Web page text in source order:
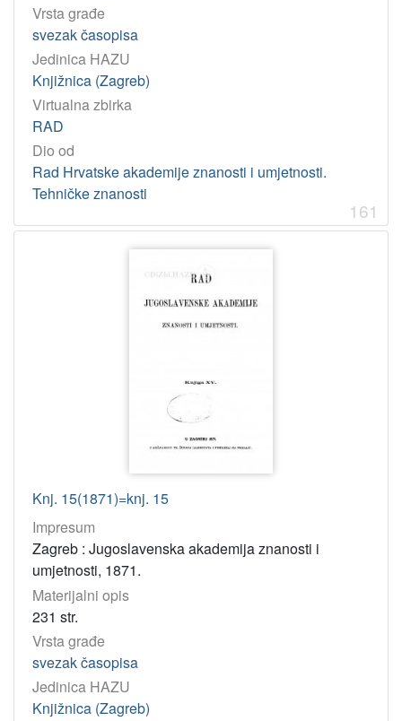
Vrsta građe
svezak časopisa
Jedinica HAZU
Knjižnica (Zagreb)
Virtualna zbirka
RAD
Dio od
Rad Hrvatske akademije znanosti i umjetnosti.
Tehničke znanosti
161
Knj. 15(1871)=knj. 15
Impresum
Zagreb : Jugoslavenska akademija znanosti i
umjetnosti, 1871.
Materijalni opis
231 str.
Vrsta građe
svezak časopisa
Jedinica HAZU
Knjižnica (Zagreb)